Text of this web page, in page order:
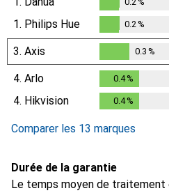
0.2%
1. Philips Hue
0.2%
0.2 %
3. Axis
0.3%
0.3 %
4. Arlo 0.4%
4. Hikvision 0.4%
Comparer les 13 marques
Durée de la garantie
Le temps moyen de traitement